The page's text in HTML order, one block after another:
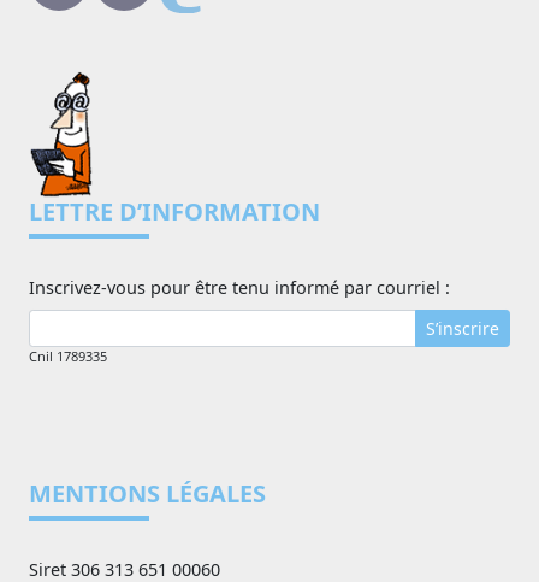
LETTRE D’INFORMATION
Inscrivez-vous pour être tenu informé par courriel :
S’inscrire
Cnil 1789335
MENTIONS LÉGALES
Siret 306 313 651 00060